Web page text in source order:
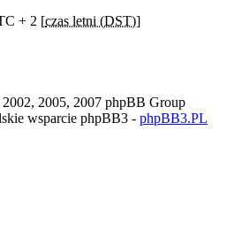
+ 2 [czas letni (DST)]
2005, 2007 phpBB Group
wsparcie phpBB3 - phpBB3.PL